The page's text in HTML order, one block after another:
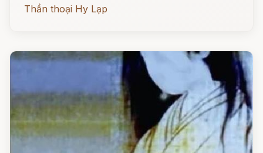
Thần thoại Hy Lạp